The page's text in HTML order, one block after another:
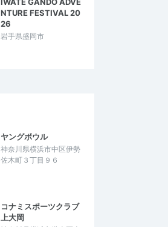
NTURE FESTIVAL 20
26
岩手県盛岡市
ヤングボウル
神奈川県横浜市中区伊勢
佐木町３丁目９６
コナミスポーツクラブ
上大岡